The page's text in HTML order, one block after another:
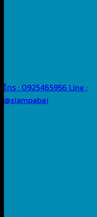
โทร : 0925465956 Line :
@siampabai